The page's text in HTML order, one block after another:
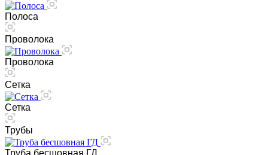
Полоса
Проволока
Проволока
Сетка
Сетка
Трубы
Труба бесшовная ГД